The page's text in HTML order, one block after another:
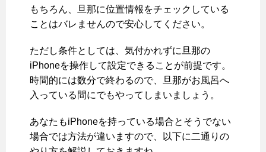
もちろん、旦那に位置情報をチェックしている
ことはバレませんので安心してください。
ただし条件としては、気付かれずに旦那の
iPhoneを操作して設定できることが前提です。
時間的には数分で終わるので、旦那がお風呂へ
入っている間にでもやってしまいましょう。
あなたもiPhoneを持っている場合とそうでない
場合では方法が違いますので、以下に二通りの